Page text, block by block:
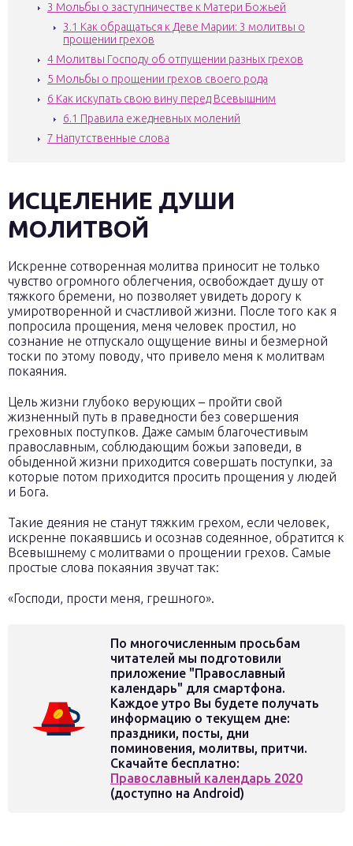
3 Мольбы о заступничестве к Матери Божьей
3.1 Как обращаться к Деве Марии: 3 молитвы о
прощении грехов
4 Молитвы Господу об отпущении разных грехов
5 Мольбы о прощении грехов своего рода
6 Как искупать свою вину перед Всевышним
6.1 Правила ежедневных молений
7 Напутственные слова
ИСЦЕЛЕНИЕ ДУШИ
МОЛИТВОЙ
Искренне сотворенная молитва приносит не только
чувство огромного облегчения, освобождает душу от
тяжкого бремени, но позволяет увидеть дорогу к
умиротворенной и счастливой жизни. После того как я
попросила прощения, меня человек простил, но
сознание не отпускало ощущение вины и безмерной
тоски по этому поводу, что привело меня к молитвам
покаяния.
Цель жизни глубоко верующих – пройти свой
жизненный путь в праведности без совершения
греховных поступков. Даже самым благочестивым
православным, соблюдающим божьи заповеди, в
обыденной жизни приходится совершать поступки, за
которые потом приходится просить прощения у людей
и Бога.
Такие деяния не станут тяжким грехом, если человек,
искренне покаявшись и осознав содеянное, обратится к
Всевышнему с молитвами о прощении грехов. Самые
простые слова покаяния звучат так:
«Господи, прости меня, грешного».
По многочисленным просьбам
читателей мы подготовили
приложение "Православный
календарь" для смартфона.
Каждое утро Вы будете получать
информацию о текущем дне:
праздники, посты, дни
поминовения, молитвы, притчи.
Скачайте бесплатно:
Православный календарь 2020
(доступно на Android)